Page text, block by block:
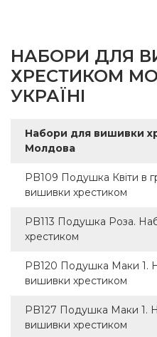
НАБОРИ ДЛЯ
ХРЕСТИКОМ
УКРАЇНІ
Набори для вишивки
Молдова
PB109 Подушка Квіти в
вишивки хрестиком
PB113 Подушка Роза.
хрестиком
PB120 Подушка Маки 1.
вишивки хрестиком
PB127 Подушка Маки 1.
вишивки хрестиком